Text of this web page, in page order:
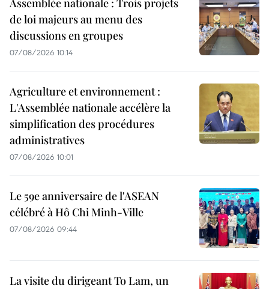
Assemblée nationale : Trois projets
de loi majeurs au menu des
discussions en groupes
07/08/2026 10:14
Agriculture et environnement :
L'Assemblée nationale accélère la
simplification des procédures
administratives
07/08/2026 10:01
Le 59e anniversaire de l'ASEAN
célébré à Hô Chi Minh-Ville
07/08/2026 09:44
La visite du dirigeant To Lam, un